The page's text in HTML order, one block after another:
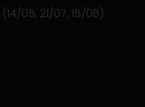
05, 21/07, 15/08)